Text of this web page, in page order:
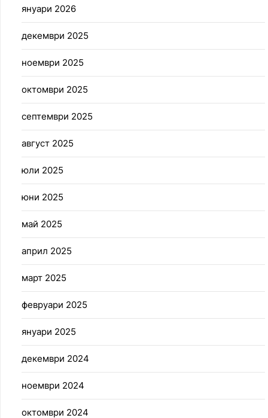
януари 2026
декември 2025
ноември 2025
октомври 2025
септември 2025
август 2025
юли 2025
юни 2025
май 2025
април 2025
март 2025
февруари 2025
януари 2025
декември 2024
ноември 2024
октомври 2024